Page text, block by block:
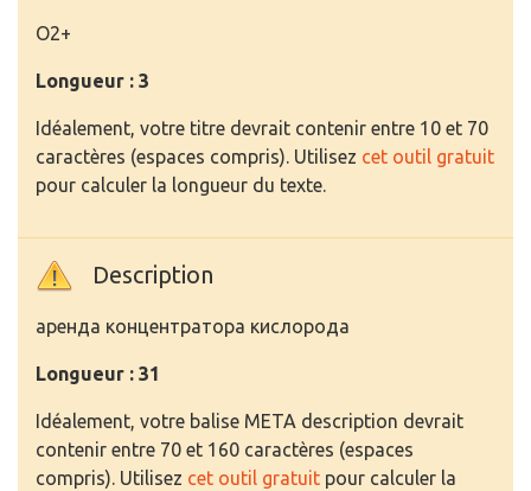
O2+
Longueur : 3
Idéalement, votre titre devrait contenir entre 10 et 70
caractères (espaces compris). Utilisez cet outil gratuit
pour calculer la longueur du texte.
Description
аренда концентратора кислорода
Longueur : 31
Idéalement, votre balise META description devrait
contenir entre 70 et 160 caractères (espaces
compris). Utilisez cet outil gratuit pour calculer la